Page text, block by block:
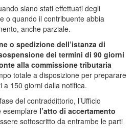
siano stati effettuati degli
o quando il contribuente abbia
anche parziale.
o spedizione dell’istanza di
dei termini di 90 giorni
alla commissione tributaria
totale a disposizione per preparare
a 150 giorni dalla notifica.
del contraddittorio, l’Ufficio
esemplare l’atto di accertamento
sottoscritto da entrambe le parti